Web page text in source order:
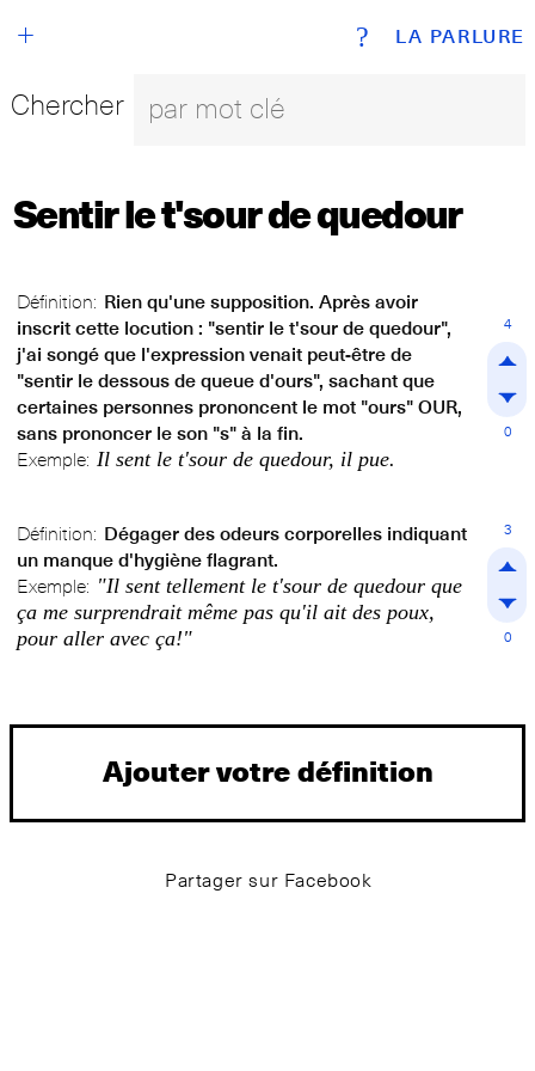
LA PARLURE
+ ?
Chercher
Sentir le t'sour de quedour
Définition: Rien qu'une supposition. Après avoir
inscrit cette locution : "sentir le t'sour de quedour",
j'ai songé que l'expression venait peut-être de
"sentir le dessous de queue d'ours", sachant que
certaines personnes prononcent le mot "ours" OUR,
sans prononcer le son "s" à la fin.
Exemple: Il sent le t'sour de quedour, il pue.
4
0
Définition: Dégager des odeurs corporelles indiquant
un manque d'hygiène flagrant.
Exemple: "Il sent tellement le t'sour de quedour que
ça me surprendrait même pas qu'il ait des poux,
pour aller avec ça!"
3
0
Ajouter votre définition
Partager sur Facebook